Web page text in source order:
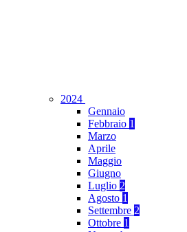
2024
Gennaio
Febbraio 1
Marzo
Aprile
Maggio
Giugno
Luglio 2
Agosto 1
Settembre 2
Ottobre 1